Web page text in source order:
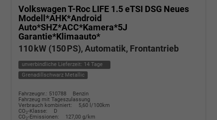
Volkswagen T-Roc LIFE 1.5 eTSI DSG Neues
Modell*AHK*Android
Auto*SHZ*ACC*Kamera*5J
Garantie*Klimaauto*
110 kW (150 PS), Automatik, Frontantrieb
unverbindliche Lieferzeit: 14 Tage
Grenadillschwarz Metallic
Fahrzeugnr.: 510788
Benzin
Fahrzeug mit Tageszulassung
Verbrauch kombiniert:
5,60 l/100km
CO2-Klasse:
D
CO2-Emissionen: 127,00 g/km